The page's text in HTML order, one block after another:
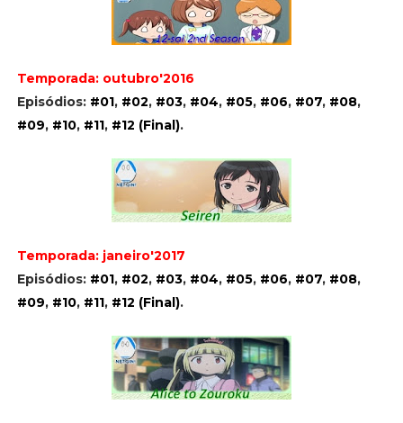
Temporada: outubro'2016
Episódios: #01, #02, #03, #04, #05, #06, #07, #08,
#09, #10, #11, #12 (Final).
Temporada: janeiro'2017
Episódios: #01, #02, #03, #04, #05, #06, #07, #08,
#09, #10, #11, #12 (Final).